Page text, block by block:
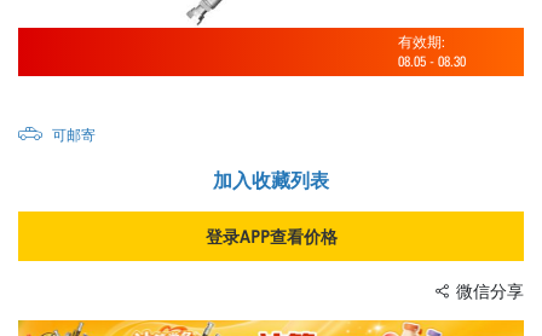
有效期:
08.05 - 08.30
可邮寄
加入收藏列表
登录APP查看价格
微信分享